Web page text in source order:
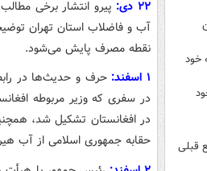
خود
قبلی
۲۲ دی:
پیرو انتشار برخی
آب و فاضلاب استان تهران
نقطه مصرف پایش می‌شود.
۱ اسفند:
حرف و حدیث‌ها در
در سفری که وزیر مربوطه
در افغانستان تشکیل شد،
حقابه جمهوری اسلامی از آب